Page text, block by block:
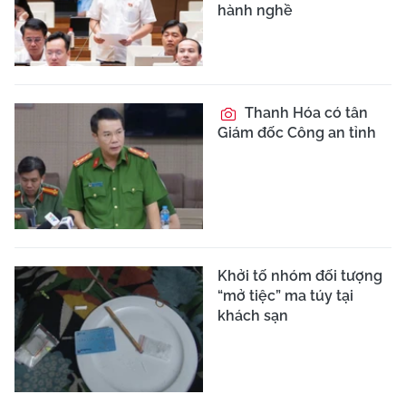
hành nghề
Thanh Hóa có tân
Giám đốc Công an tỉnh
Khởi tố nhóm đối tượng
“mở tiệc” ma túy tại
khách sạn